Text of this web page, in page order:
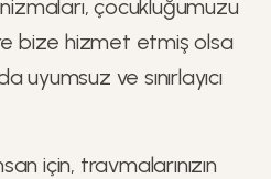
çocukluğumuzu
bize hizmet etmiş olsa
uyumsuz ve sınırlayıcı
için, travmalarınızın